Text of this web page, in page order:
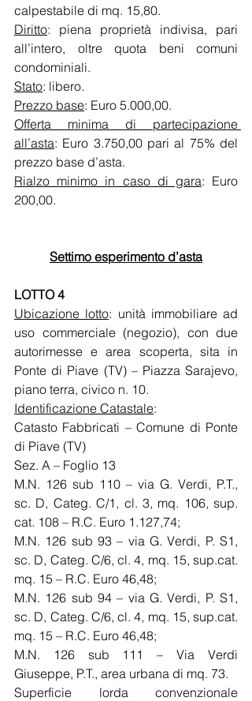
calpestabile di mq. 15,80.
Diritto: piena proprietà indivisa, pari
all’intero, oltre quota beni comuni
condominiali.
Stato: libero.
Prezzo base: Euro 5.000,00.
Offerta minima di partecipazione
all’asta: Euro 3.750,00 pari al 75% del
prezzo base d’asta.
Rialzo minimo in caso di gara: Euro
200,00.
Settimo esperimento d’asta
LOTTO 4 ­
Ubicazione lotto: unità immobiliare ad
uso commerciale (negozio), con due
autorimesse e area scoperta, sita in
Ponte di Piave (TV) – Piazza Sarajevo,
piano terra, civico n. 10.
Identificazione Catastale:
Catasto Fabbricati – Comune di Ponte
di Piave (TV)
Sez. A – Foglio 13
M.N. 126 sub 110 – via G. Verdi, P.T.,
sc. D, Categ. C/1, cl. 3, mq. 106, sup.
cat. 108 – R.C. Euro 1.127,74;
M.N. 126 sub 93 – via G. Verdi, P. S1,
sc. D, Categ. C/6, cl. 4, mq. 15, sup.cat.
mq. 15 – R.C. Euro 46,48;
M.N. 126 sub 94 – via G. Verdi, P. S1,
sc. D, Categ. C/6, cl. 4, mq. 15, sup.cat.
mq. 15 – R.C. Euro 46,48;
M.N. 126 sub 111 – Via Verdi
Giuseppe, P.T., area urbana di mq. 73.
Superficie lorda convenzionale